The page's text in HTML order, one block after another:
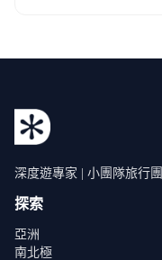
深度遊專家 | 小團隊旅行團
探索
亞洲
南北極